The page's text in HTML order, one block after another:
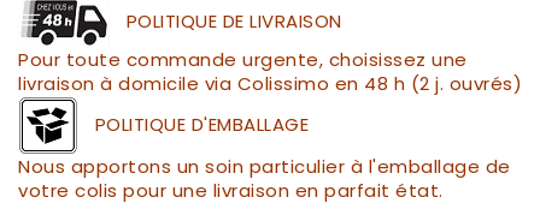
POLITIQUE DE LIVRAISON
Pour toute commande urgente, choisissez une
livraison à domicile via Colissimo en 48 h (2 j. ouvrés)
POLITIQUE D'EMBALLAGE
Nous apportons un soin particulier à l'emballage de
votre colis pour une livraison en parfait état.